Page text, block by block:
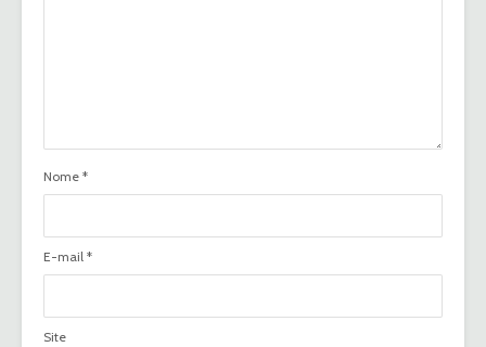
Nome *
E-mail *
Site